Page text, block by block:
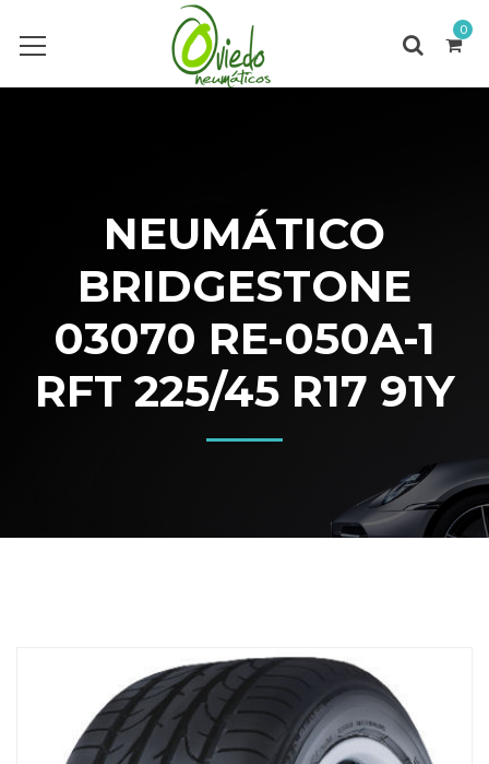
0
NEUMÁTICO
BRIDGESTONE
03070 RE-050A-1
RFT 225/45 R17 91Y